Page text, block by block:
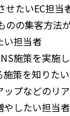
せたいEC担当
のの集客方法
い担当者
施策を実施
策を知りた
ップなどのリ
やしたい担当者